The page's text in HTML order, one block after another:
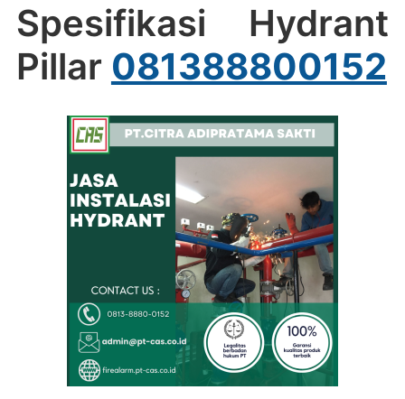
Spesifikasi Hydrant
Pillar 081388800152